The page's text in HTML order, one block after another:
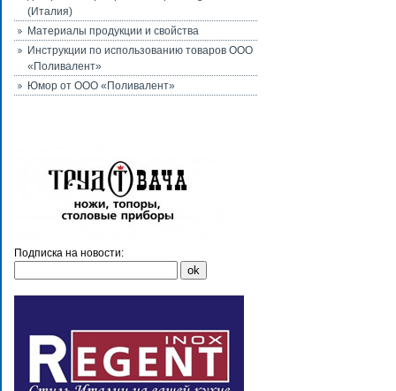
(Италия)
Материалы продукции и свойства
Инструкции по использованию товаров ООО
«Поливалент»
Юмор от ООО «Поливалент»
Подписка на новости: